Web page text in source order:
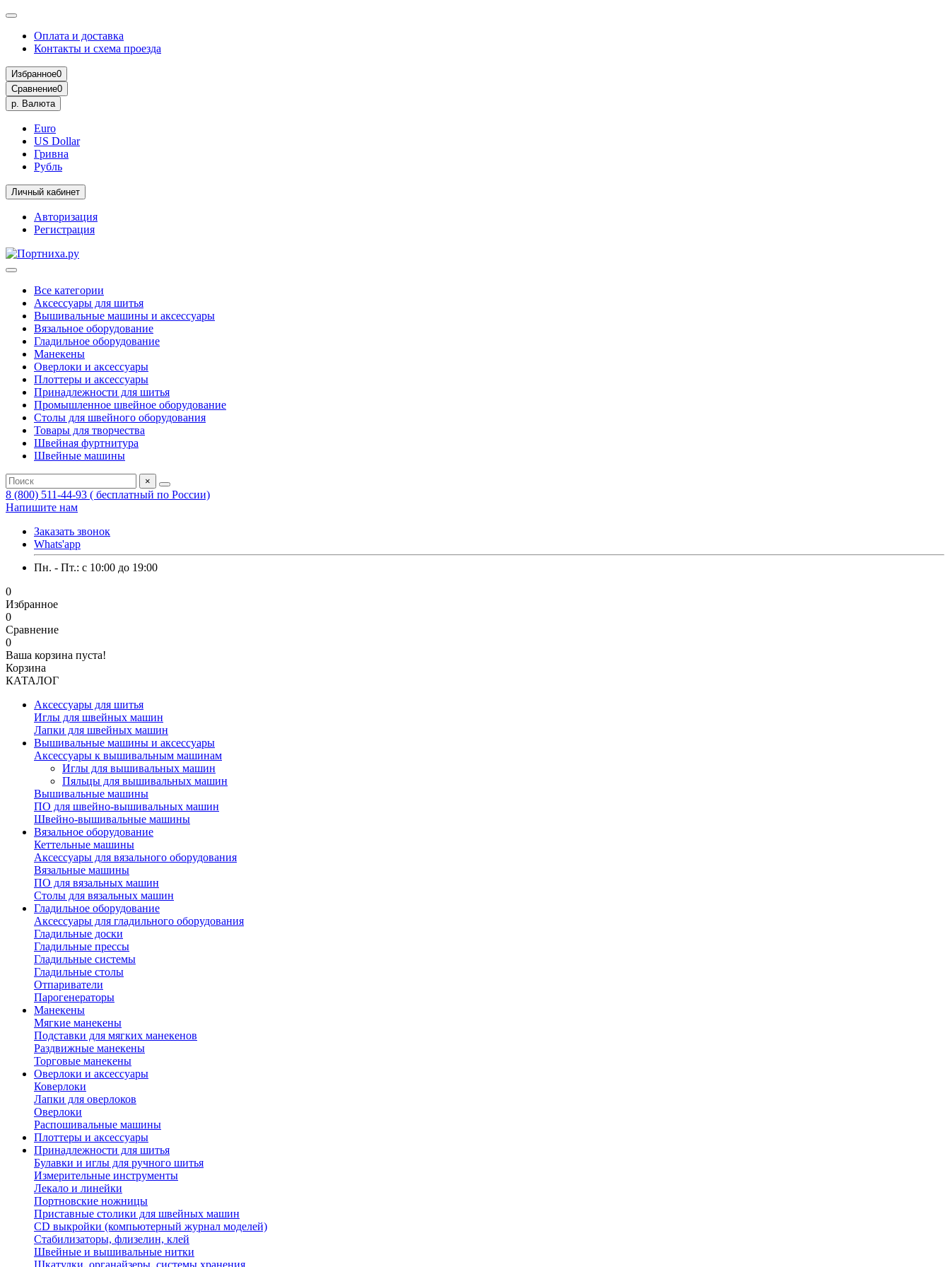
Оплата и доставка
Контакты и схема проезда
Избранное0
Сравнение0
р. Валюта
Euro
US Dollar
Гривна
Рубль
Личный кабинет
Авторизация
Регистрация
Все категории
Аксессуары для шитья
Вышивальные машины и аксессуары
Вязальное оборудование
Гладильное оборудование
Манекены
Оверлоки и аксессуары
Плоттеры и аксессуары
Принадлежности для шитья
Промышленное швейное оборудование
Столы для швейного оборудования
Товары для творчества
Швейная фуртнитура
Швейные машины
×
8 (800) 511-44-93 ( бесплатный по России)
Напишите нам
Заказать звонок
Whats'app
Пн. - Пт.: c 10:00 до 19:00
0
Избранное
0
Сравнение
0
Ваша корзина пуста!
Корзина
КАТАЛОГ
Аксессуары для шитья
Иглы для швейных машин
Лапки для швейных машин
Вышивальные машины и аксессуары
Аксессуары к вышивальным машинам
Иглы для вышивальных машин
Пяльцы для вышивальных машин
Вышивальные машины
ПО для швейно-вышивальных машин
Швейно-вышивальные машины
Вязальное оборудование
Кеттельные машины
Аксессуары для вязального оборудования
Вязальные машины
ПО для вязальных машин
Столы для вязальных машин
Гладильное оборудование
Аксессуары для гладильного оборудования
Гладильные доски
Гладильные прессы
Гладильные системы
Гладильные столы
Отпариватели
Парогенераторы
Манекены
Мягкие манекены
Подставки для мягких манекенов
Раздвижные манекены
Торговые манекены
Оверлоки и аксессуары
Коверлоки
Лапки для оверлоков
Оверлоки
Распошивальные машины
Плоттеры и аксессуары
Принадлежности для шитья
Булавки и иглы для ручного шитья
Измерительные инструменты
Лекало и линейки
Портновские ножницы
Приставные столики для швейных машин
СD выкройки (компьютерный журнал моделей)
Стабилизаторы, флизелин, клей
Швейные и вышивальные нитки
Шкатулки, органайзеры, системы хранения